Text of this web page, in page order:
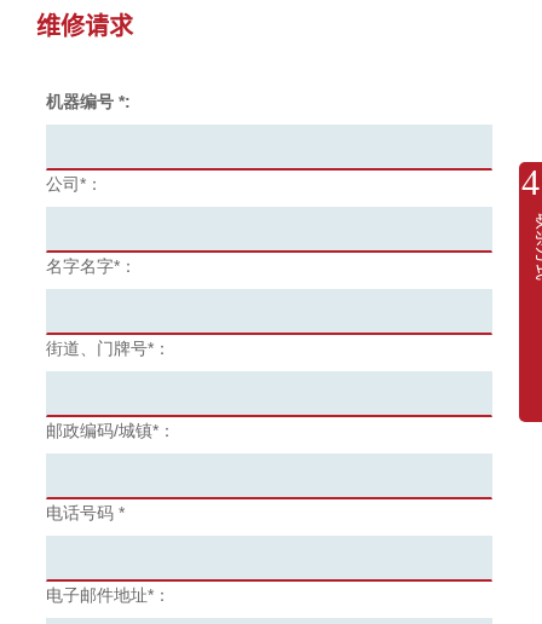
维修请求
机器编号 *:
公司*：
名字名字*：
街道、门牌号*：
邮政编码/城镇*：
电话号码 *
电子邮件地址*：